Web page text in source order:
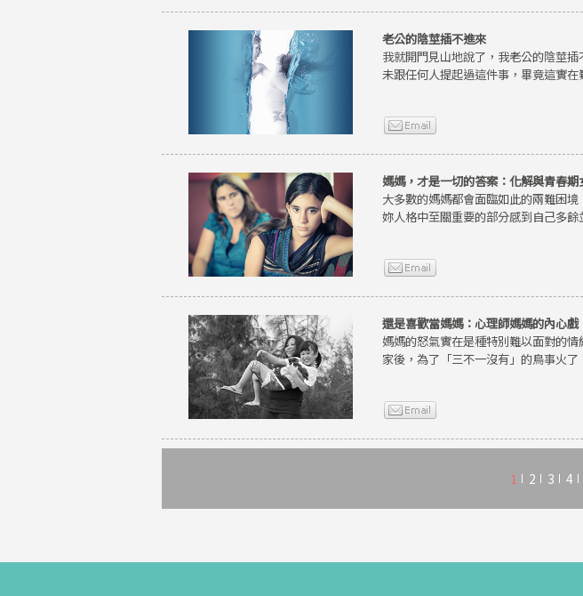
老公的陰莖插不進來
我就開門見山地說了，我老公的陰莖
未跟任何人提起過這件事，畢竟這實在
媽媽，才是一切的答案：化解與青春
大多數的媽媽都會面臨如此的兩難困
妳人格中至關重要的部分感到自己多餘
還是喜歡當媽媽：心理師媽媽的內心戲
媽媽的怒氣實在是種特別難以面對的
家後，為了「三不一沒有」的鳥事火
1 2 3 4